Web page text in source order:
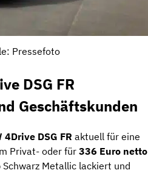
Pressefoto
DSG FR
Geschäftskunden
DSG FR aktuell für eine
Privat- oder für 336 Euro netto
Metallic lackiert und